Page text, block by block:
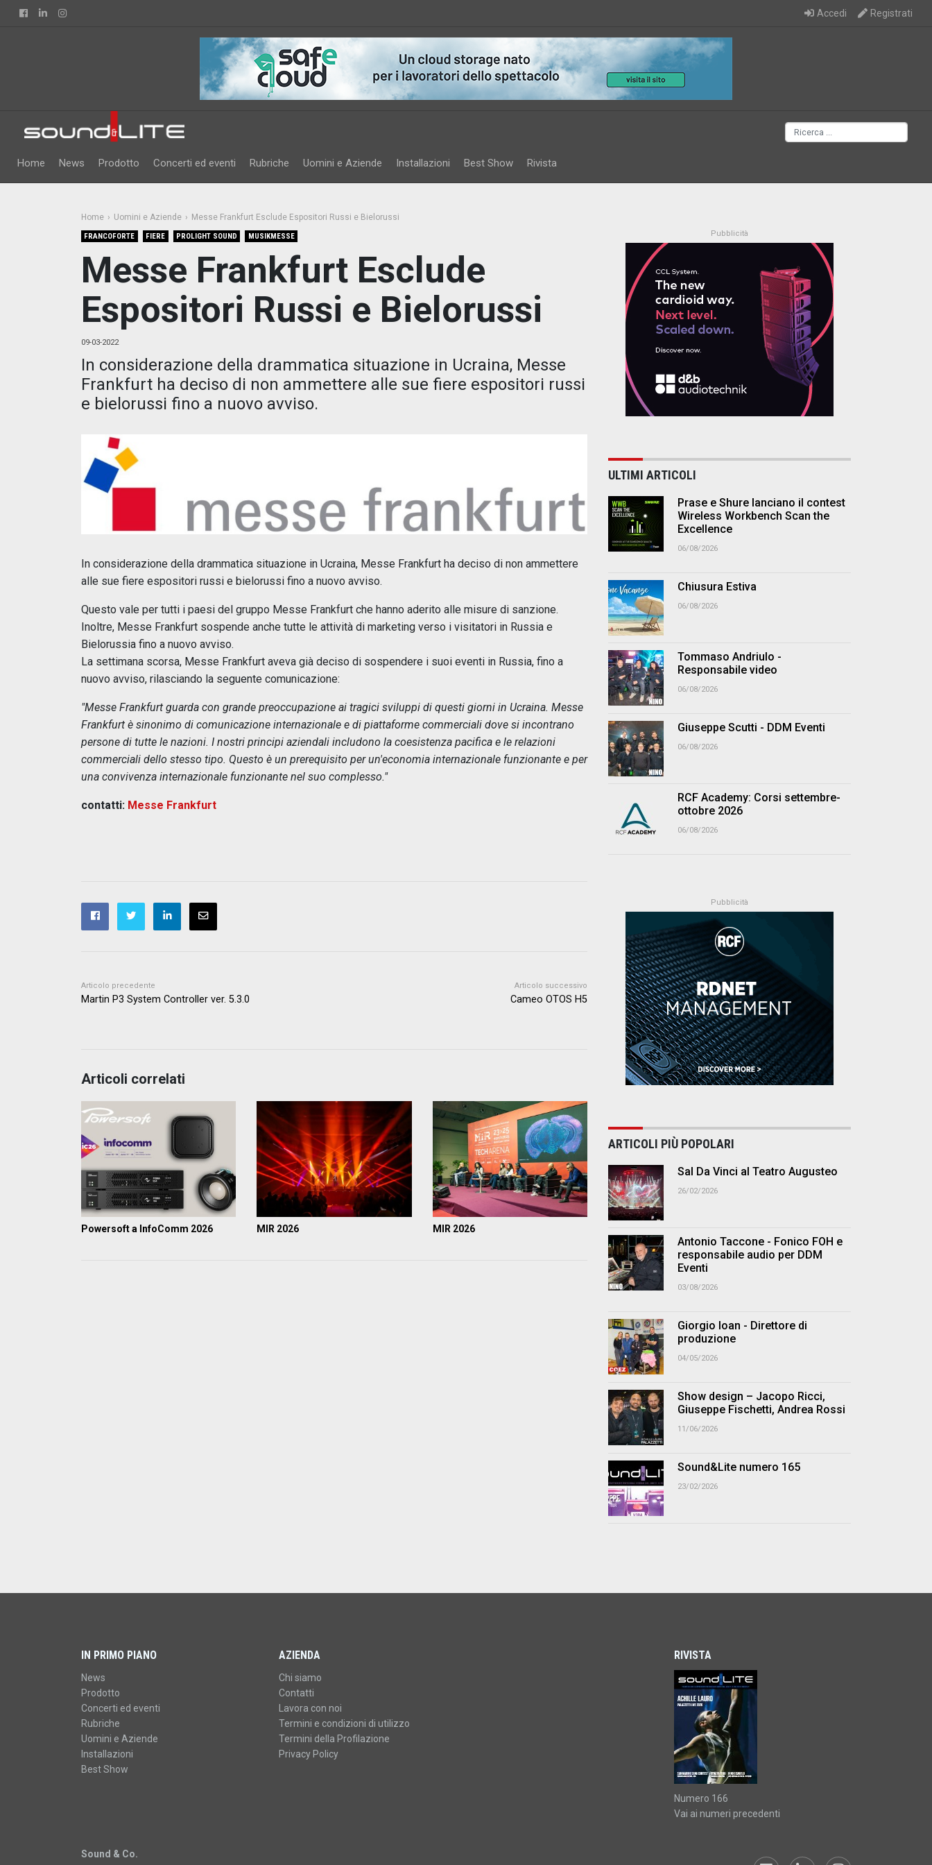
FacebookLinkedin Accedi Registrati
Home News Prodotto Concerti ed eventi Rubriche Uomini e Aziende Installazioni Best Show Rivista
Home Uomini e Aziende Messe Frankfurt Esclude Espositori Russi e Bielorussi
FRANCOFORTE FIERE PROLIGHT SOUND MUSIKMESSE
Messe Frankfurt Esclude
Espositori Russi e Bielorussi
09-03-2022
In considerazione della drammatica situazione in Ucraina, Messe
Frankfurt ha deciso di non ammettere alle sue fiere espositori russi
e bielorussi fino a nuovo avviso.
In considerazione della drammatica situazione in Ucraina, Messe Frankfurt ha deciso di non ammettere
alle sue fiere espositori russi e bielorussi fino a nuovo avviso.
Questo vale per tutti i paesi del gruppo Messe Frankfurt che hanno aderito alle misure di sanzione.
Inoltre, Messe Frankfurt sospende anche tutte le attività di marketing verso i visitatori in Russia e
Bielorussia fino a nuovo avviso.
La settimana scorsa, Messe Frankfurt aveva già deciso di sospendere i suoi eventi in Russia, fino a
nuovo avviso, rilasciando la seguente comunicazione:
"Messe Frankfurt guarda con grande preoccupazione ai tragici sviluppi di questi giorni in Ucraina. Messe
Frankfurt è sinonimo di comunicazione internazionale e di piattaforme commerciali dove si incontrano
persone di tutte le nazioni. I nostri principi aziendali includono la coesistenza pacifica e le relazioni
commerciali dello stesso tipo. Questo è un prerequisito per un'economia internazionale funzionante e per
una convivenza internazionale funzionante nel suo complesso."
contatti: Messe Frankfurt
Articolo precedente
Martin P3 System Controller ver. 5.3.0
Articolo successivo
Cameo OTOS H5
Articoli correlati
Powersoft a InfoComm 2026 MIR 2026 MIR 2026
ULTIMI ARTICOLI
Prase e Shure lanciano il contest
Wireless Workbench Scan the
Excellence
06/08/2026
Chiusura Estiva
06/08/2026
Tommaso Andriulo -
Responsabile video
06/08/2026
Giuseppe Scutti - DDM Eventi
06/08/2026
RCF Academy: Corsi settembre-
ottobre 2026
06/08/2026
ARTICOLI PIÙ POPOLARI
Sal Da Vinci al Teatro Augusteo
26/02/2026
Antonio Taccone - Fonico FOH e
responsabile audio per DDM
Eventi
03/08/2026
Giorgio Ioan - Direttore di
produzione
04/05/2026
Show design – Jacopo Ricci,
Giuseppe Fischetti, Andrea Rossi
11/06/2026
Sound&Lite numero 165
23/02/2026
IN PRIMO PIANO
News
Prodotto
Concerti ed eventi
Rubriche
Uomini e Aziende
Installazioni
Best Show
AZIENDA
Chi siamo
Contatti
Lavora con noi
Termini e condizioni di utilizzo
Termini della Profilazione
Privacy Policy
RIVISTA
Numero 166
Vai ai numeri precedenti
Sound & Co.